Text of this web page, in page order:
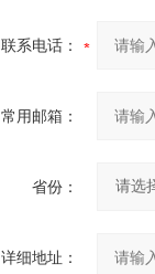
联系电话：
常用邮箱：
省份：
详细地址：